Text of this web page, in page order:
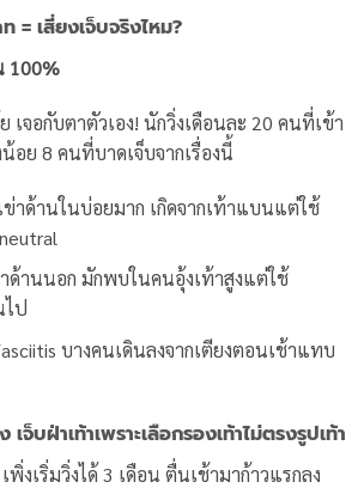
= เสี่ยงเจ็บจริงไหม?
100%
จอกับตาตัวเอง! นักวิ่งเดือนละ 20 คนที่เข้า
อย 8 คนที่บาดเจ็บจากเรื่องนี้
าด้านในบ่อยมาก เกิดจากเท้าแบนแต่ใช้
ด้านนอก มักพบในคนอุ้งเท้าสูงแต่ใช้
ไป
บางคนเดินลงจากเตียงตอนเช้าแทบ
จ็บฝ่าเท้าเพราะเลือกรองเท้าไม่ตรงรูปเท้า
งเริ่มวิ่งได้ 3 เดือน ตื่นเช้ามาก้าวแรกลง